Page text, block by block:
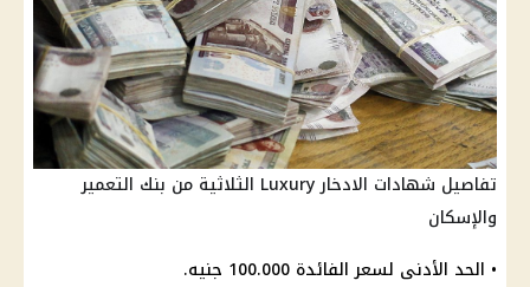
تفاصيل شهادات الادخار Luxury الثلاثية من بنك التعمير
والإسكان
• الحد الأدنى لسعرالفائدة